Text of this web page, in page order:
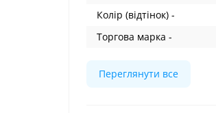
Колір (відтінок) -
Торгова марка -
Переглянути все